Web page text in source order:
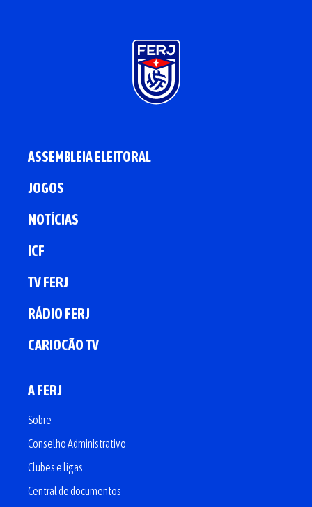
ASSEMBLEIA ELEITORAL
JOGOS
NOTÍCIAS
ICF
TV FERJ
RÁDIO FERJ
CARIOCÃO TV
A FERJ
Sobre
Conselho Administrativo
Clubes e ligas
Central de documentos